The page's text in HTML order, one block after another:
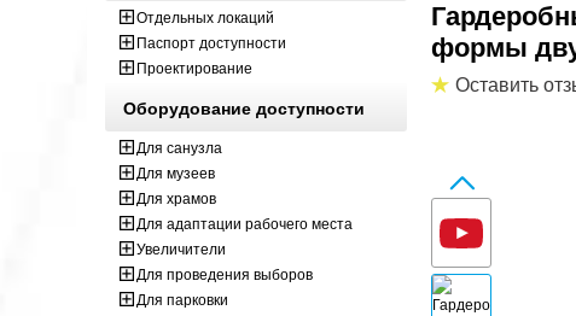
формы
Оставить
Отдельных локаций
Паспорт доступности
Проектирование
Оборудование доступности
Для санузла
Для музеев
Для храмов
Для адаптации рабочего места
Увеличители
Для проведения выборов
Для парковки